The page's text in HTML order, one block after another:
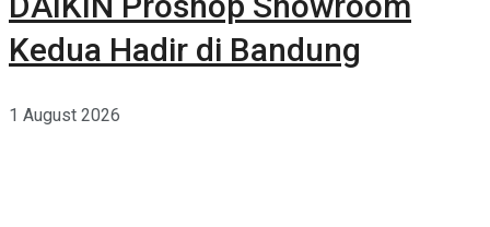
Kedua Hadir di Bandung
1 August 2026